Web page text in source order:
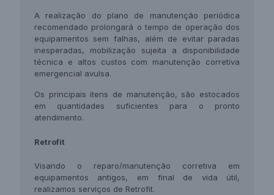
A realização do plano de manutenção periódica
recomendado prolongará o tempo de operação dos
equipamentos sem falhas, além de evitar paradas
inesperadas, mobilização sujeita a disponibilidade
técnica e altos custos com manutenção corretiva
emergencial avulsa.
Os principais itens de manutenção, são estocados
em quantidades suficientes para o pronto
atendimento.
Retrofit
Visando o reparo/manutenção corretiva em
equipamentos antigos, em final de vida útil,
realizamos serviços de Retrofit.